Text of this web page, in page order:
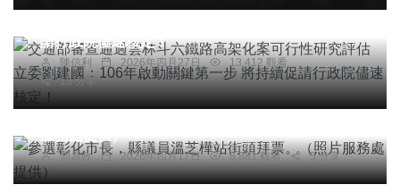
請行政院儘速核定！
陳信利 2026年四月27日
13,412 觀看
15 分享
社會 綜合新聞 健康 文教
參選彰化市長，縣議員溫芝樺站街頭拜票。（照片
周為政 2026年四月17日 8,881 觀看 5 分享